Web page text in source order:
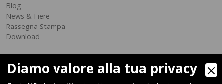
Blog
News & Fiere
Rassegna Stampa
Download
Diamo valore alla tua privacy